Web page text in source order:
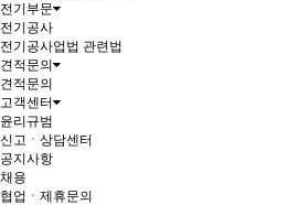
전기부문
전기공사
전기공사업법 관련법
견적문의
견적문의
고객센터
윤리규범
신고ㆍ상담센터
공지사항
채용
협업ㆍ제휴문의